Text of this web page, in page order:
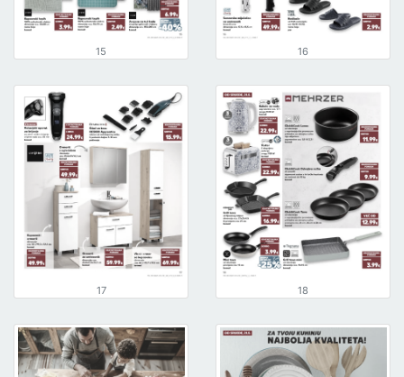
15 16
17 18